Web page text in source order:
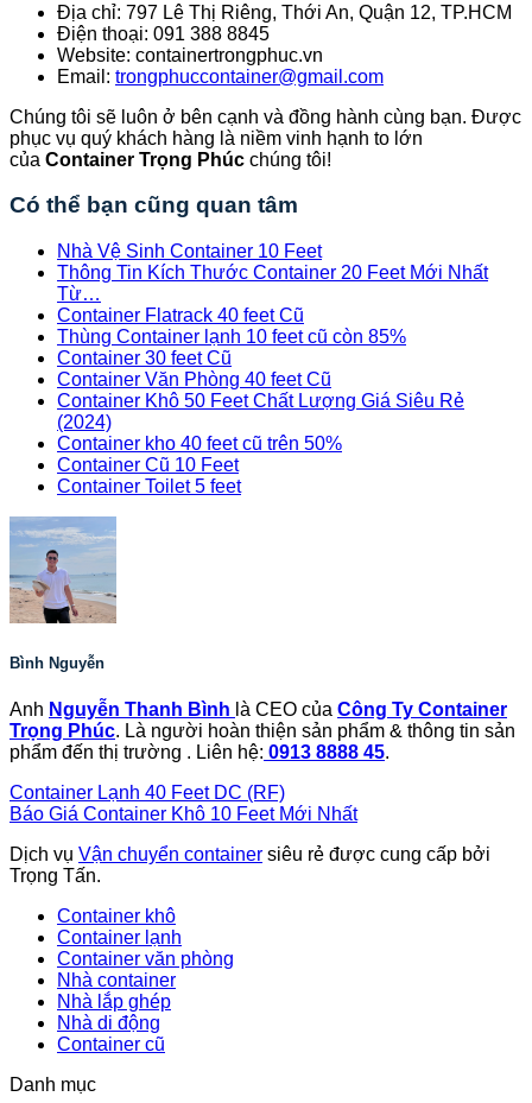
Địa chỉ: 797 Lê Thị Riêng, Thới An, Quận 12, TP.HCM
Điện thoại: 091 388 8845
Website: containertrongphuc.vn
Email: trongphuccontainer@gmail.com
Chúng tôi sẽ luôn ở bên cạnh và đồng hành cùng bạn. Được
phục vụ quý khách hàng là niềm vinh hạnh to lớn
của Container Trọng Phúc chúng tôi!
Có thể bạn cũng quan tâm
Nhà Vệ Sinh Container 10 Feet
Thông Tin Kích Thước Container 20 Feet Mới Nhất
Từ…
Container Flatrack 40 feet Cũ
Thùng Container lạnh 10 feet cũ còn 85%
Container 30 feet Cũ
Container Văn Phòng 40 feet Cũ
Container Khô 50 Feet Chất Lượng Giá Siêu Rẻ
(2024)
Container kho 40 feet cũ trên 50%
Container Cũ 10 Feet
Container Toilet 5 feet
Bình Nguyễn
Anh Nguyễn Thanh Bình là CEO của Công Ty Container
Trọng Phúc. Là người hoàn thiện sản phẩm & thông tin sản
phẩm đến thị trường . Liên hệ: 0913 8888 45.
Container Lạnh 40 Feet DC (RF)
Báo Giá Container Khô 10 Feet Mới Nhất
Dịch vụ Vận chuyển container siêu rẻ được cung cấp bởi
Trọng Tấn.
Container khô
Container lạnh
Container văn phòng
Nhà container
Nhà lắp ghép
Nhà di động
Container cũ
Danh mục